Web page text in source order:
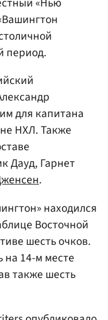
период.
для капитана
НХЛ. Также
Дауд, Гарнет
.
находился
Восточной
шесть очков.
на 14-м месте
также шесть